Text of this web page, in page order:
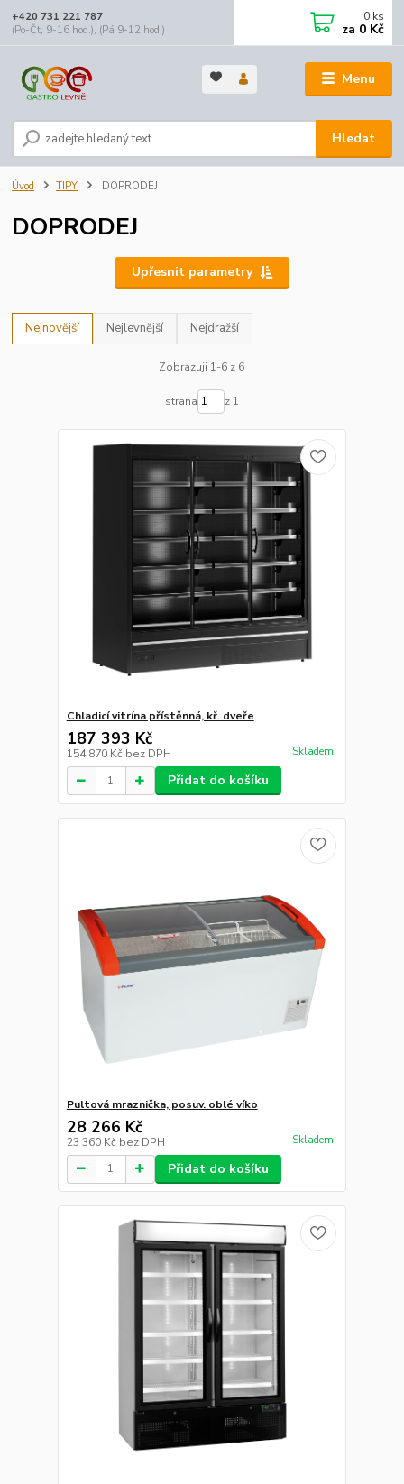
Menu
Hledat
+420 731 221 787
(Po-Čt, 9-16 hod.), (Pá 9-12 hod.)
0 ks
za 0 Kč
Úvod TIPY DOPRODEJ
DOPRODEJ
Upřesnit parametry
Nejnovější Nejlevnější Nejdražší
Zobrazuji 1-6 z 6
strana z 1
Chladicí vitrína přístěnná, kř. dveře
187 393 Kč
154 870 Kč bez DPH Skladem
Přidat do košíku
Pultová mraznička, posuv. oblé víko
28 266 Kč
23 360 Kč bez DPH Skladem
Přidat do košíku